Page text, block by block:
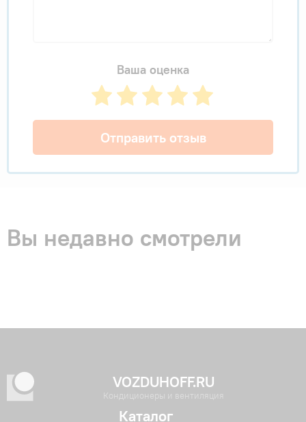
Ваша оценка
Отправить отзыв
Вы недавно смотрели
VOZDUHOFF.RU
Кондиционеры и вентиляция
Каталог